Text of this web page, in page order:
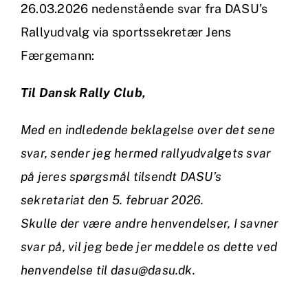
26.03.2026 nedenstående svar fra DASU’s
Rallyudvalg via sportssekretær Jens
Færgemann:
Til Dansk Rally Club,
Med en indledende beklagelse over det sene
svar, sender jeg hermed rallyudvalgets svar
på jeres spørgsmål tilsendt DASU’s
sekretariat den 5. februar 2026.
Skulle der være andre henvendelser, I savner
svar på, vil jeg bede jer meddele os dette ved
henvendelse til dasu@dasu.dk.